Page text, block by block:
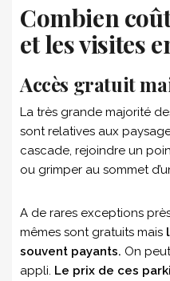
Combien
et les visites
Accès gratuit
La très grande majorité
sont relatives aux
cascade, rejoindre un
ou grimper au sommet
A de rares exceptions
mêmes sont gratuits mais
souvent payants. On
appli. Le prix de ces